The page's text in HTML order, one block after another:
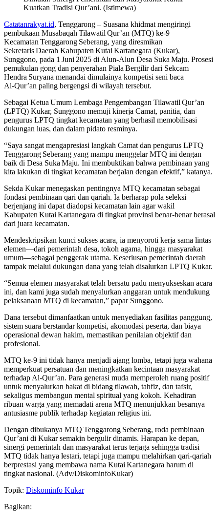
Kuatkan Tradisi Qur’ani. (Istimewa)
Catatanrakyat.id, Tenggarong – Suasana khidmat mengiringi
pembukaan Musabaqah Tilawatil Qur’an (MTQ) ke‑9
Kecamatan Tenggarong Seberang, yang diresmikan
Sekretaris Daerah Kabupaten Kutai Kartanegara (Kukar),
Sunggono, pada 1 Juni 2025 di Alun‑Alun Desa Suka Maju. Prosesi
pemukulan gong dan penyerahan Piala Bergilir dari Sekcam
Hendra Suryana menandai dimulainya kompetisi seni baca
Al‑Qur’an paling bergengsi di wilayah tersebut.
Sebagai Ketua Umum Lembaga Pengembangan Tilawatil Qur’an
(LPTQ) Kukar, Sunggono memuji kinerja Camat, panitia, dan
pengurus LPTQ tingkat kecamatan yang berhasil memobilisasi
dukungan luas, dan dalam pidato resminya.
“Saya sangat mengapresiasi langkah Camat dan pengurus LPTQ
Tenggarong Seberang yang mampu menggelar MTQ ini dengan
baik di Desa Suka Maju. Ini membuktikan bahwa pembinaan yang
kita lakukan di tingkat kecamatan berjalan dengan efektif,” katanya.
Sekda Kukar menegaskan pentingnya MTQ kecamatan sebagai
fondasi pembinaan qari dan qariah. Ia berharap pola seleksi
berjenjang ini dapat diadopsi kecamatan lain agar wakil
Kabupaten Kutai Kartanegara di tingkat provinsi benar‑benar berasal
dari juara kecamatan.
Mendeskripsikan kunci sukses acara, ia menyoroti kerja sama lintas
elemen—dari pemerintah desa, tokoh agama, hingga masyarakat
umum—sebagai penggerak utama. Keseriusan pemerintah daerah
tampak melalui dukungan dana yang telah disalurkan LPTQ Kukar.
“Semua elemen masyarakat telah bersatu padu menyukseskan acara
ini, dan kami juga sudah menyalurkan anggaran untuk mendukung
pelaksanaan MTQ di kecamatan,” papar Sunggono.
Dana tersebut dimanfaatkan untuk menyediakan fasilitas panggung,
sistem suara berstandar kompetisi, akomodasi peserta, dan biaya
operasional dewan hakim, memastikan penilaian objektif dan
profesional.
MTQ ke‑9 ini tidak hanya menjadi ajang lomba, tetapi juga wahana
memperkuat persatuan dan meningkatkan kecintaan masyarakat
terhadap Al‑Qur’an. Para generasi muda memperoleh ruang positif
untuk menyalurkan bakat di bidang tilawah, tahfiz, dan tafsir,
sekaligus membangun mental spiritual yang kokoh. Kehadiran
ribuan warga yang memadati arena MTQ menunjukkan besarnya
antusiasme publik terhadap kegiatan religius ini.
Dengan dibukanya MTQ Tenggarong Seberang, roda pembinaan
Qur’ani di Kukar semakin bergulir dinamis. Harapan ke depan,
sinergi pemerintah dan masyarakat terus terjaga sehingga tradisi
MTQ tidak hanya lestari, tetapi juga mampu melahirkan qari‑qariah
berprestasi yang membawa nama Kutai Kartanegara harum di
tingkat nasional. (Adv/DiskominfoKukar)
Topik: Diskominfo Kukar
Bagikan: